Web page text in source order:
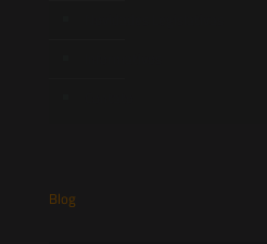
Blog